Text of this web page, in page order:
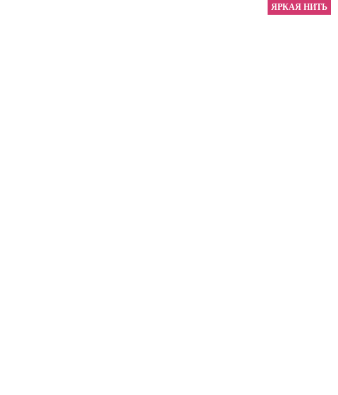
ЯРКАЯ НИТЬ